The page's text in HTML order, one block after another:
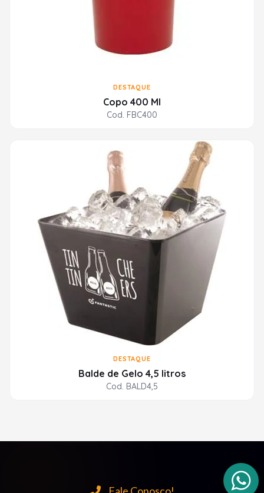
DESTAQUE
Copo 400 Ml
Cod. FBC400
DESTAQUE
Balde de Gelo 4,5 litros
Cod. BALD4,5